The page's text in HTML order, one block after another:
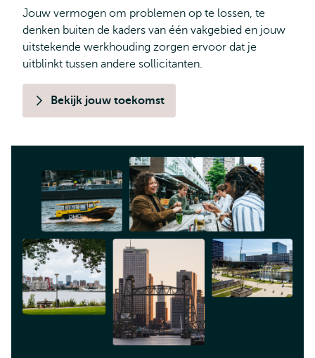
Jouw vermogen om problemen op te lossen, te
denken buiten de kaders van één vakgebied en jouw
uitstekende werkhouding zorgen ervoor dat je
uitblinkt tussen andere sollicitanten.
Bekijk jouw toekomst